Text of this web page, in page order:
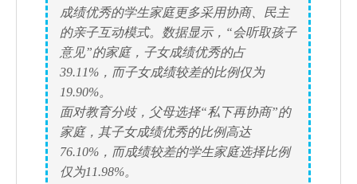
成绩优秀的学生家庭更多采用协商、民主
的亲子互动模式。数据显示，“会听取孩子
意见”的家庭，子女成绩优秀的占
39.11%，而子女成绩较差的比例仅为
19.90%。
面对教育分歧，父母选择“私下再协商”的
家庭，其子女成绩优秀的比例高达
76.10%，而成绩较差的学生家庭选择比例
仅为11.98%。